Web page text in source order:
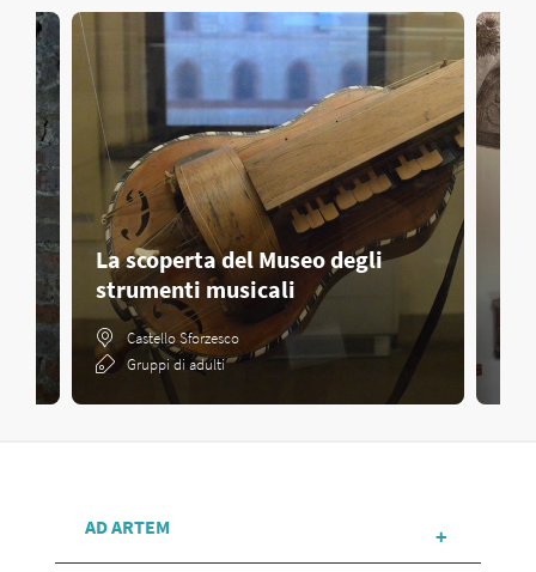
La scoperta del Museo degli
strumenti musicali
Castello Sforzesco
Gruppi di adulti
AD ARTEM